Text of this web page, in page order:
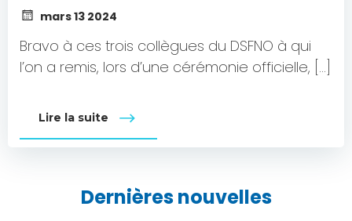
mars 13 2024
Bravo à ces trois collègues du DSFNO à qui
l’on a remis, lors d’une cérémonie officielle, […]
Lire la suite
Dernières nouvelles